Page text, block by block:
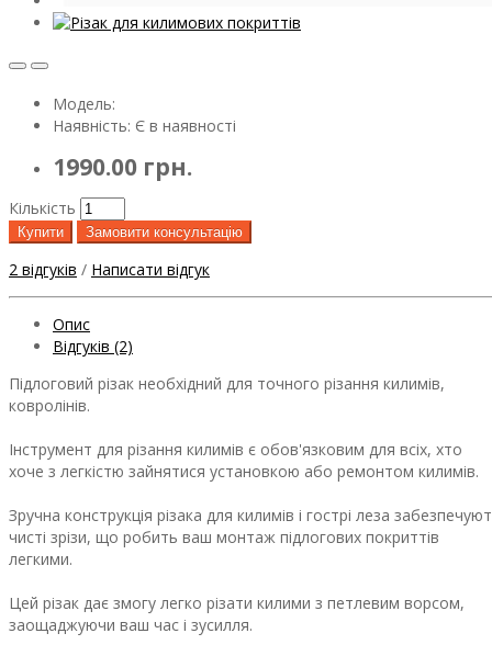
Модель:
Наявність: Є в наявності
1990.00 грн.
Кількість
Купити Замовити консультацію
2 відгуків / Написати відгук
Опис
Відгуків (2)
Підлоговий різак необхідний для точного різання килимів,
ковролінів.
Інструмент для різання килимів є обов'язковим для всіх, хто
хоче з легкістю зайнятися установкою або ремонтом килимів.
Зручна конструкція різака для килимів і гострі леза
чисті зрізи, що робить ваш монтаж підлогових покриттів
легкими.
Цей різак дає змогу легко різати килими з петлевим ворсом,
заощаджуючи ваш час і зусилля.